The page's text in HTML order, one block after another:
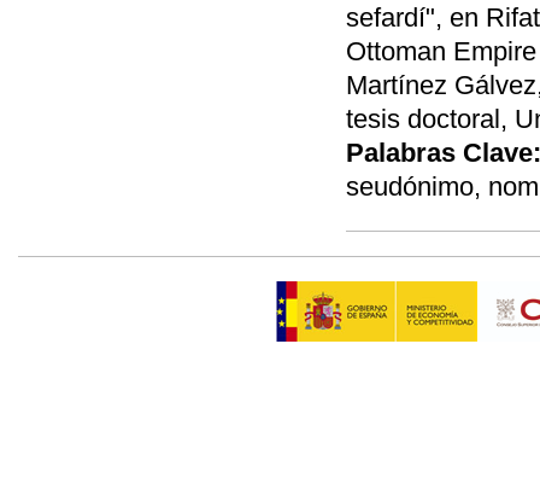
sefardí", en
Ottoman
Martínez
tesis doctoral,
Palabras Clave:
seudónimo,